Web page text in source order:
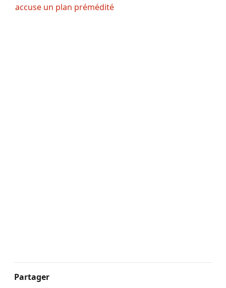
accuse un plan prémédité
Partager